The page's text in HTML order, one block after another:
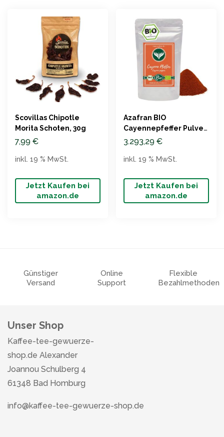
Scovillas Chipotle
Morita Schoten, 30g
7,99 €
Jetzt Kaufen bei
amazon.de
inkl. 19 % MwSt.
Azafran BIO
Cayennepfeffer Pulver
250g
3.293,29 €
Jetzt Kaufen bei
amazon.de
inkl. 19 % MwSt.
Günstiger
Versand
Online
Support
Flexible
Bezahlmethoden
Unser Shop
Kaffee-tee-gewuerze-
shop.de Alexander
Joannou Schulberg 4
61348 Bad Homburg
info@kaffee-tee-gewuerze-shop.de